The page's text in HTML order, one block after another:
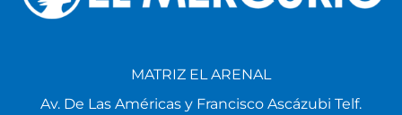
MATRIZ EL ARENAL
Av. De Las Américas y Francisco Ascázubi Telf.